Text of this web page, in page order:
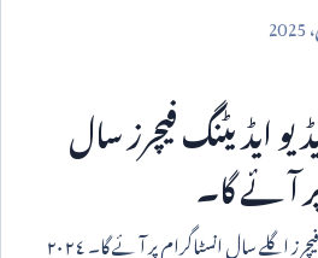
2025
ایڈیٹنگ فیچرز سال